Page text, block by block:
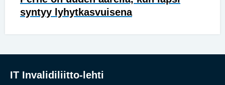
syntyy lyhytkasvuisena
IT Invalidiliitto-lehti